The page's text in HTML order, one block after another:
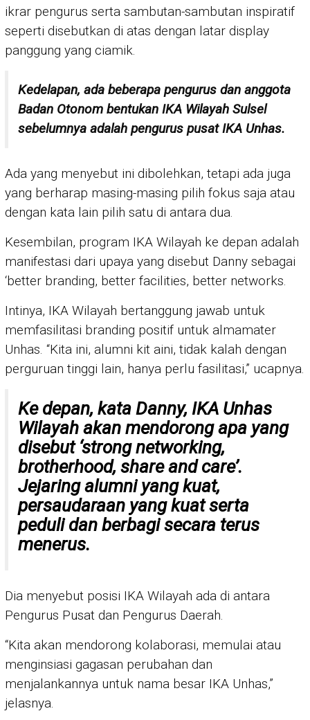
ikrar pengurus serta sambutan-sambutan inspiratif
seperti disebutkan di atas dengan latar display
panggung yang ciamik.
Kedelapan, ada beberapa pengurus dan anggota
Badan Otonom bentukan IKA Wilayah Sulsel
sebelumnya adalah pengurus pusat IKA Unhas.
Ada yang menyebut ini dibolehkan, tetapi ada juga
yang berharap masing-masing pilih fokus saja atau
dengan kata lain pilih satu di antara dua.
Kesembilan, program IKA Wilayah ke depan adalah
manifestasi dari upaya yang disebut Danny sebagai
‘better branding, better facilities, better networks.
Intinya, IKA Wilayah bertanggung jawab untuk
memfasilitasi branding positif untuk almamater
Unhas. “Kita ini, alumni kit aini, tidak kalah dengan
perguruan tinggi lain, hanya perlu fasilitasi,” ucapnya.
Ke depan, kata Danny, IKA Unhas
Wilayah akan mendorong apa yang
disebut ‘strong networking,
brotherhood, share and care’.
Jejaring alumni yang kuat,
persaudaraan yang kuat serta
peduli dan berbagi secara terus
menerus.
Dia menyebut posisi IKA Wilayah ada di antara
Pengurus Pusat dan Pengurus Daerah.
“Kita akan mendorong kolaborasi, memulai atau
menginsiasi gagasan perubahan dan
menjalankannya untuk nama besar IKA Unhas,”
jelasnya.